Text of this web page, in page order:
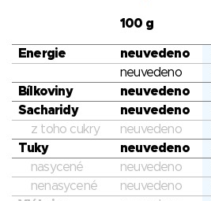
100 g
Energie neuvedeno
neuvedeno
Bílkoviny
neuvedeno
Sacharidy
neuvedeno
z toho cukry
neuvedeno
Tuky
neuvedeno
nasycené
neuvedeno
nenasycené
neuvedeno